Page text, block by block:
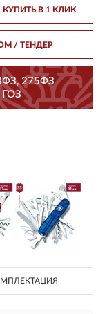
КУПИТЬ В 1 КЛИК
/ ТЕНДЕР
275ФЗ
ГОЗ